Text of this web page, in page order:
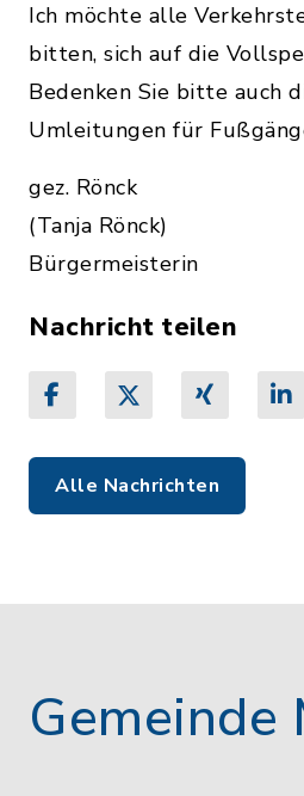
Ich möchte alle
bitten, sich auf die
Bedenken Sie bitte auch
Umleitungen für
gez. Rönck
(Tanja Rönck)
Bürgermeisterin
Nachricht teilen
Alle Nachrichten
Gemeinde